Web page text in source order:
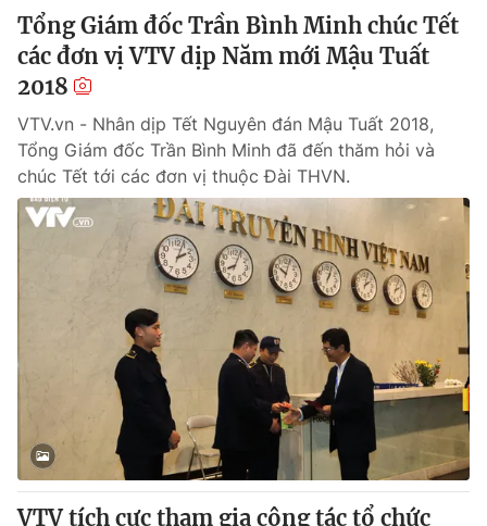
Ðiện thoại Thời báo VTV:
024.66 897 897
Email:toasoan@vtv.vn
Liên hệ quảng cáo:
024-7300.7108
® Cấm sao chép dưới mọi hình thức nếu không có sự chấp
thuận bằng văn bản. Ghi rõ nguồn VTV.vn khi phát hành lại
thông tin từ website này.
Tổng Giám đốc Trần Bình Minh chúc Tết
các đơn vị VTV dịp Năm mới Mậu Tuất
2018
VTV.vn - Nhân dịp Tết Nguyên đán Mậu Tuất 2018,
Tổng Giám đốc Trần Bình Minh đã đến thăm hỏi và
chúc Tết tới các đơn vị thuộc Đài THVN.
VTV tích cực tham gia công tác tổ chức